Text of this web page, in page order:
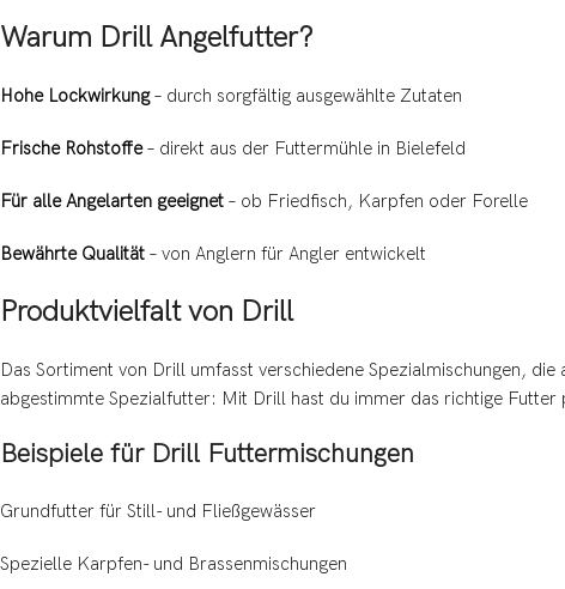
Warum Drill Angelfutter?
Hohe Lockwirkung– durch sorgfältig ausgewählte Zutaten
Frische Rohstoffe– direkt aus der Futtermühle in Bielefeld
Für alle Angelarten geeignet – ob Friedfisch, Karpfen oder Forelle
Bewährte Qualität – von Anglern für Angler entwickelt
Produktvielfalt von Drill
Das Sortiment von Drill umfasst verschiedene Spezialmischungen,
abgestimmte Spezialfutter: Mit Drill hast du immer das richtige Futter
Beispiele für Drill Futtermischungen
Grundfutter für Still- und Fließgewässer
Spezielle Karpfen- und Brassenmischungen